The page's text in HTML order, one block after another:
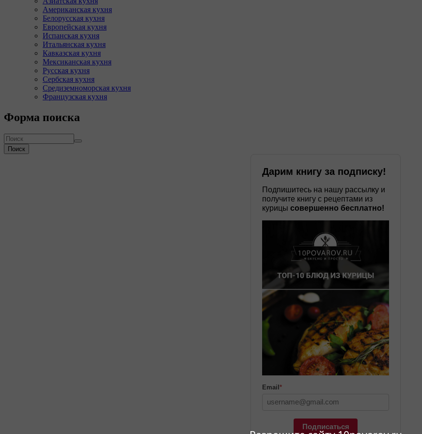
Американская кухня
Белорусская кухня
Европейская кухня
Испанская кухня
Итальянская кухня
Кавказская кухня
Мексиканская кухня
Русская кухня
Сербская кухня
Средиземноморская кухня
Французская кухня
Форма поиска
Поиск
Дарим книгу за подписку!
Подпишитесь на нашу рассылку и
получите книгу с рецептами из
курицы совершенно бесплатно!
Email *
Подписаться